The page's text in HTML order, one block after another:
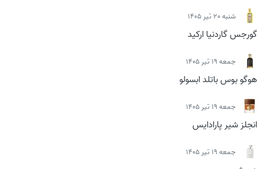
شنبه 20 تیر 1405
گورجس گاردنیا ارکید
جمعه 19 تیر 1405
هوگو بوس باتلد ابسولو
جمعه 19 تیر 1405
انجلز شیر پارادایس
جمعه 19 تیر 1405